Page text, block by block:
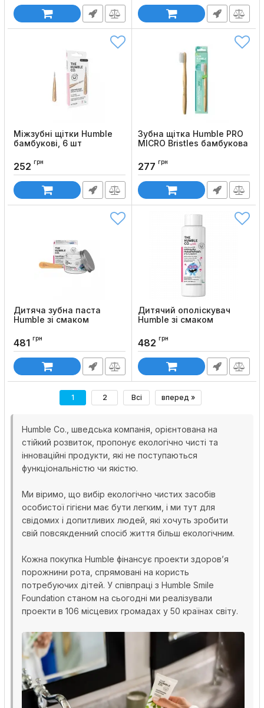
Міжзубні щітки Humble
бамбукові, 6 шт
252 грн
Зубна щітка Humble PRO
MICRO Bristles бамбукова
277 грн
Дитяча зубна паста
Humble зі смаком
50мл
Код товару: 869
481 грн
Дитячий ополіскувач
Humblе зі смаком
Код товару:
482 грн
1 2 Всі вперед »
Humble Co., шведська компанія, орієнтована на
стійкий розвиток, пропонує екологічно чисті та
інноваційні продукти, які не поступаються
функціональністю чи якістю.
Ми віримо, що вибір екологічно чистих засобів
особистої гігієни має бути легким, і ми тут для
свідомих і допитливих людей, які хочуть зробити
свій повсякденний спосіб життя більш екологічним.
Кожна покупка Humble фінансує проекти здоров’я
порожнини рота, спрямовані на користь
потребуючих дітей. У співпраці з Humble Smile
Foundation станом на сьогодні ми реалізували
проекти в 106 місцевих громадах у 50 країнах світу.